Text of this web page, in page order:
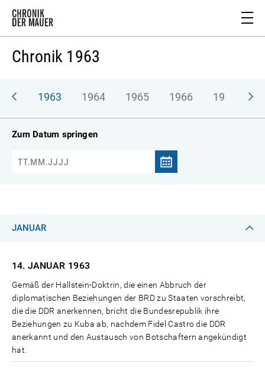
Chronik 1963
1963 1964 1965 1966 1967
Zum Datum springen
JANUAR
14. JANUAR 1963
Gemäß der Hallstein-Doktrin, die einen Abbruch der
diplomatischen Beziehungen der BRD zu Staaten vorschreibt,
die die DDR anerkennen, bricht die Bundesrepublik ihre
Beziehungen zu Kuba ab, nachdem Fidel Castro die DDR
anerkannt und den Austausch von Botschaftern angekündigt
hat.